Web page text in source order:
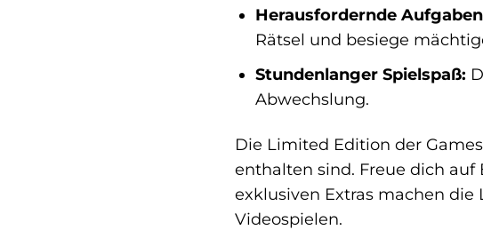
Herausfordernde
Rätsel und besiege
Stundenlanger Spielspaß:
Abwechslung.
Die Limited Edition der
enthalten sind. Freue dich auf
exklusiven Extras machen
Videospielen.